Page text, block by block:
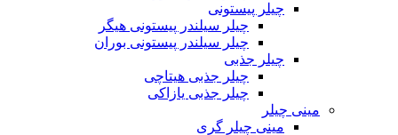
چیلر پیستونی
چیلر سیلندر پیستونی هیگر
چیلر سیلندر پیستونی بوران
چیلر جذبی
چیلر جذبی هیتاچی
چیلر جذبی یازاکی
مینی چیلر
مینی چیلر گری